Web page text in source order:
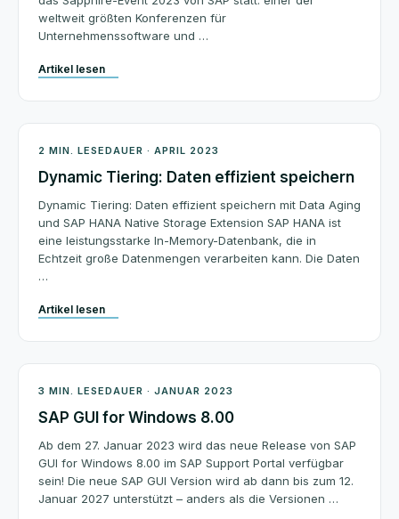
weltweit größten Konferenzen für
Unternehmenssoftware und …
Artikel lesen
Architektur
2 MIN. LESEDAUER · APRIL 2023
Dynamic Tiering: Daten effizient speichern
Dynamic Tiering: Daten effizient speichern mit Data Aging
und SAP HANA Native Storage Extension SAP HANA ist
eine leistungsstarke In-Memory-Datenbank, die in
Echtzeit große Datenmengen verarbeiten kann. Die Daten
…
Artikel lesen
SAP News
3 MIN. LESEDAUER · JANUAR 2023
SAP GUI for Windows 8.00
Ab dem 27. Januar 2023 wird das neue Release von SAP
GUI for Windows 8.00 im SAP Support Portal verfügbar
sein! Die neue SAP GUI Version wird ab dann bis zum 12.
Januar 2027 unterstützt – anders als die Versionen …